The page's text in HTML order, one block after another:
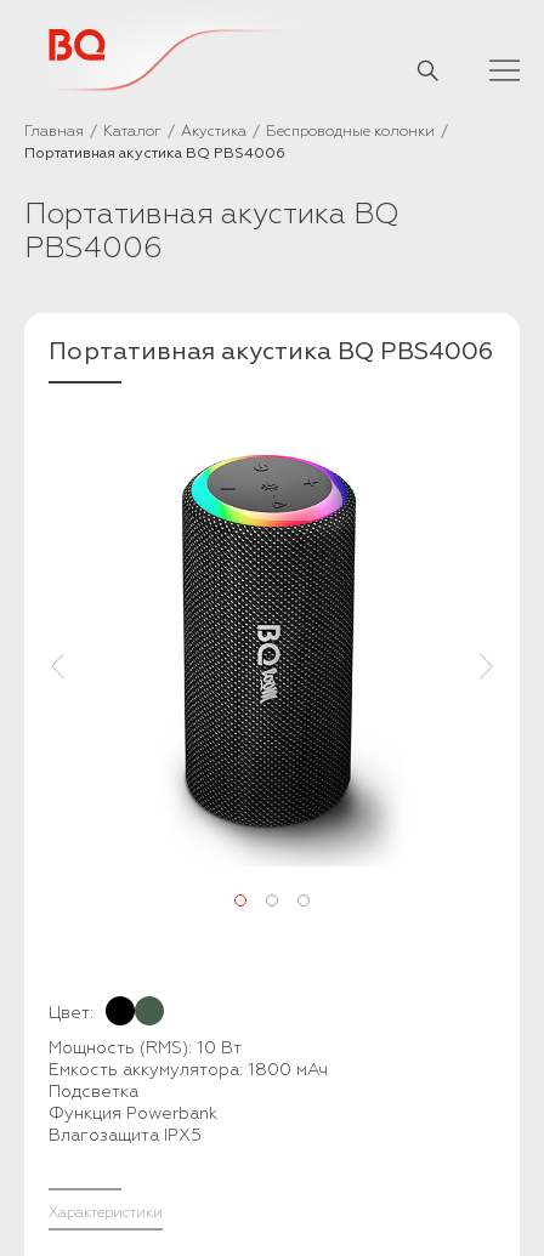
Главная Каталог Акустика
Беспроводные колонки
Портативная акустика BQ PBS4006
Портативная акустика BQ
PBS4006
Портативная акустика BQ PBS4006
Цвет:
Мощность (RMS): 10 Вт
Емкость аккумулятора: 1800 мАч
Подсветка
Функция Powerbank
Влагозащита IPX5
Характеристики